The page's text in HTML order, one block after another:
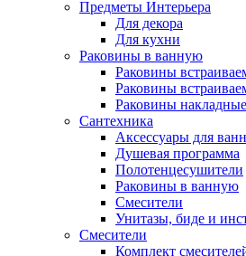
Предметы Интерьера
Для декора
Для кухни
Раковины в ванную
Раковины
Раковины
Раковины накладные
Сантехника
Аксессуары для
Душевая программа
Полотенцесушители
Раковины в ванную
Смесители
Унитазы, биде и
Смесители
Комплект